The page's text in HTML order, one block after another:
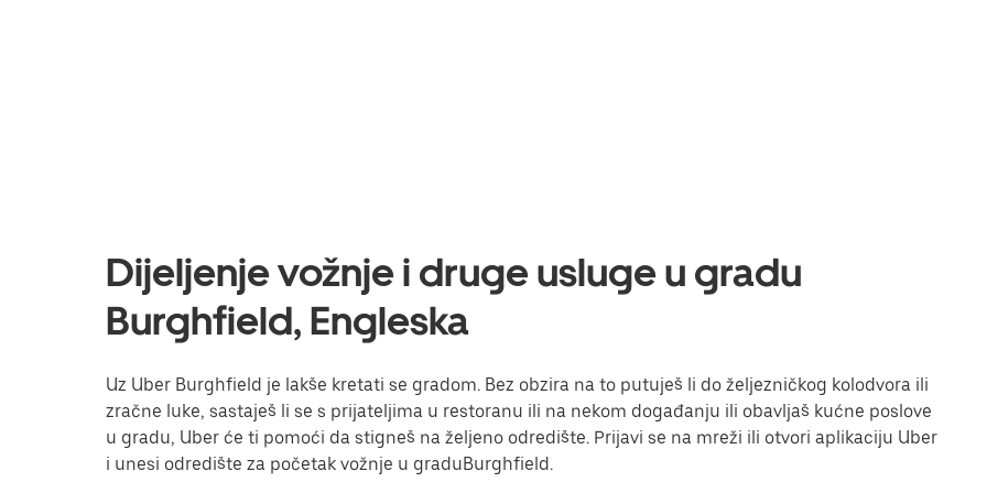
Dijeljenje vožnje i druge usluge u gradu
Burghfield, Engleska
Uz Uber Burghfield je lakše kretati se gradom. Bez obzira na to putuješ li do željezničkog kolodvora ili
zračne luke, sastaješ li se s prijateljima u restoranu ili na nekom događanju ili obavljaš kućne poslove
u gradu, Uber će ti pomoći da stigneš na željeno odredište. Prijavi se na mreži ili otvori aplikaciju Uber
i unesi odredište za početak vožnje u graduBurghfield.